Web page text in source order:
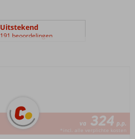
Uitstekend
191 beoordelingen
va 324 p.p.
*incl. alle verplichte kosten